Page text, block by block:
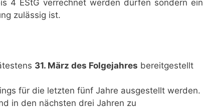
4 EStG verrechnet werden dürfen sondern ein
zulässig ist.
31. März des Folgejahres bereitgestellt
für die letzten fünf Jahre ausgestellt werden.
in den nächsten drei Jahren zu